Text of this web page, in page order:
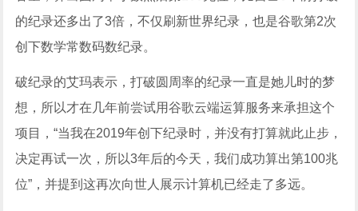
的纪录还多出了3倍，不仅刷新世界纪录，也是谷歌第2次
创下数学常数码数纪录。
破纪录的艾玛表示，打破圆周率的纪录一直是她儿时的梦
想，所以才在几年前尝试用谷歌云端运算服务来承担这个
项目，“当我在2019年创下纪录时，并没有打算就此止步，
决定再试一次，所以3年后的今天，我们成功算出第100兆
位”，并提到这再次向世人展示计算机已经走了多远。